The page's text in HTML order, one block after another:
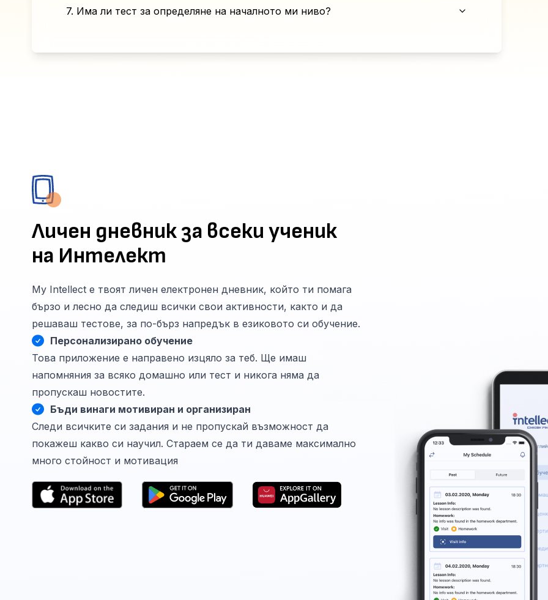
7. Има ли тест за определяне на началното ми ниво?
Личен дневник за всеки ученик
на Интелект
My Intellect е твоят личен електронен дневник, който ти помага
бързо и лесно да следиш всички свои активности, както и да
решаваш тестове, за по-бърз напредък в езиковото си обучение.
Персонализирано обучение
Това приложение е направено изцяло за теб. Ще имаш
напомняния за всяко домашно или тест и никога няма да
пропускаш новостите.
Бъди винаги мотивиран и организиран
Следи всичките си задания и не пропускай възможност да
покажеш какво си научил. Стараем се да ти даваме максимално
много стойност и мотивация